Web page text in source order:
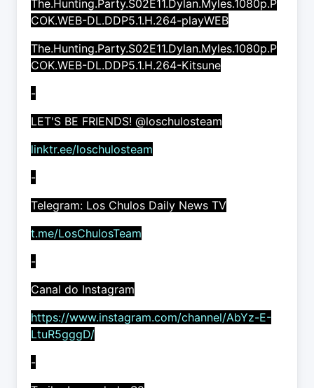
The.Hunting.Party.S02E11.Dylan.Myles.1080p.P
COK.WEB-DL.DDP5.1.H.264-playWEB
The.Hunting.Party.S02E11.Dylan.Myles.1080p.P
COK.WEB-DL.DDP5.1.H.264-Kitsune
-
LET'S BE FRIENDS! @loschulosteam
linktr.ee/loschulosteam
-
Telegram: Los Chulos Daily News TV
t.me/LosChulosTeam
-
Canal do Instagram
https://www.instagram.com/channel/AbYz-E-
LtuR5gggD/
-